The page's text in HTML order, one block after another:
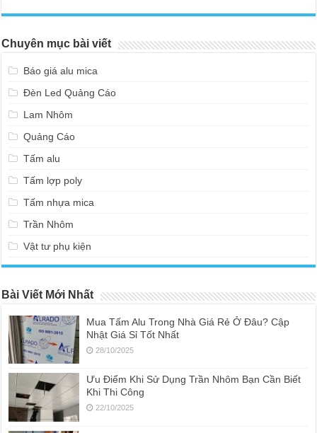
Chuyên mục bài viết
Báo giá alu mica
Đèn Led Quảng Cáo
Lam Nhôm
Quảng Cáo
Tấm alu
Tấm lợp poly
Tấm nhựa mica
Trần Nhôm
Vật tư phụ kiện
Bài Viết Mới Nhất
Mua Tấm Alu Trong Nhà Giá Rẻ Ở Đâu? Cập
Nhật Giá Sỉ Tốt Nhất
28/10/2025
Ưu Điểm Khi Sử Dụng Trần Nhôm Bạn Cần Biết
Khi Thi Công
22/10/2025